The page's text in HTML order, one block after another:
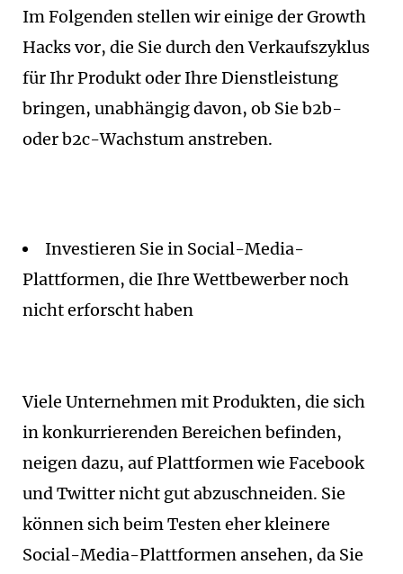
Im Folgenden stellen wir einige der Growth
Hacks vor, die Sie durch den Verkaufszyklus
für Ihr Produkt oder Ihre Dienstleistung
bringen, unabhängig davon, ob Sie b2b-
oder b2c-Wachstum anstreben.
Investieren Sie in Social-Media-
Plattformen, die Ihre Wettbewerber noch
nicht erforscht haben
Viele Unternehmen mit Produkten, die sich
in konkurrierenden Bereichen befinden,
neigen dazu, auf Plattformen wie Facebook
und Twitter nicht gut abzuschneiden. Sie
können sich beim Testen eher kleinere
Social-Media-Plattformen ansehen, da Sie